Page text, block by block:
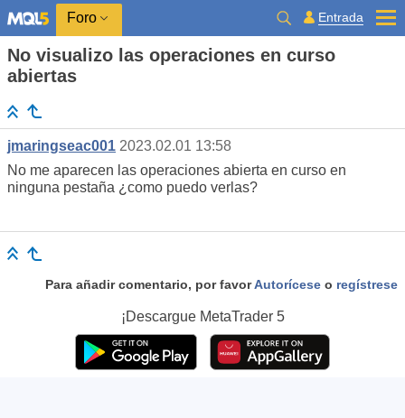
Foro Entrada
No visualizo las operaciones en curso
abiertas
jmaringseac001 2023.02.01 13:58
No me aparecen las operaciones abierta en curso en
ninguna pestaña ¿como puedo verlas?
Para añadir comentario, por favorAutorícese o regístrese
¡Descargue MetaTrader 5